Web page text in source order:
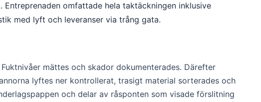
omfattade hela taktäckningen inklusive
med lyft och leveranser via trång gata.
mättes och skador dokumenterades. Därefter
lyftes ner kontrollerat, trasigt material sorterades och
och delar av råsponten som visade förslitning